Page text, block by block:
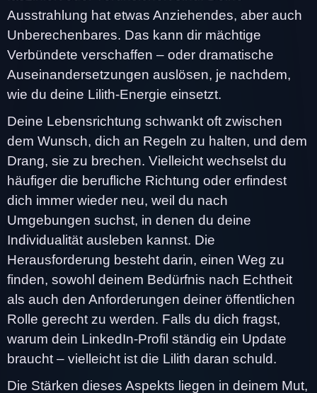
Ausstrahlung hat etwas Anziehendes, aber auch
Unberechenbares. Das kann dir mächtige
Verbündete verschaffen – oder dramatische
Auseinandersetzungen auslösen, je nachdem,
wie du deine Lilith-Energie einsetzt.
Deine Lebensrichtung schwankt oft zwischen
dem Wunsch, dich an Regeln zu halten, und dem
Drang, sie zu brechen. Vielleicht wechselst du
häufiger die berufliche Richtung oder erfindest
dich immer wieder neu, weil du nach
Umgebungen suchst, in denen du deine
Individualität ausleben kannst. Die
Herausforderung besteht darin, einen Weg zu
finden, sowohl deinem Bedürfnis nach Echtheit
als auch den Anforderungen deiner öffentlichen
Rolle gerecht zu werden. Falls du dich fragst,
warum dein LinkedIn-Profil ständig ein Update
braucht – vielleicht ist die Lilith daran schuld.
Die Stärken dieses Aspekts liegen in deinem Mut,